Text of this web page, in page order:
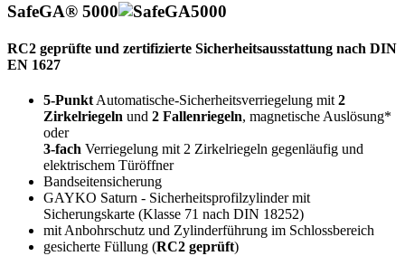
SafeGA® 5000
RC2 geprüfte und zertifizierte Sicherheitsausstattung nach DIN
EN 1627
5-Punkt Automatische-Sicherheitsverriegelung mit 2
Zirkelriegeln und 2 Fallenriegeln, magnetische Auslösung*
oder
3-fach Verriegelung mit 2 Zirkelriegeln gegenläufig und
elektrischem Türöffner
Bandseitensicherung
GAYKO Saturn - Sicherheitsprofilzylinder mit
Sicherungskarte (Klasse 71 nach DIN 18252)
mit Anbohrschutz und Zylinderführung im Schlossbereich
gesicherte Füllung (RC2 geprüft)